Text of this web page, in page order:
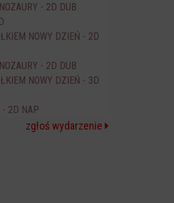
- 2D DUB
NOWY DZIEŃ - 2D
- 2D DUB
NOWY DZIEŃ - 3D
- 2D NAP
zgłoś wydarzenie